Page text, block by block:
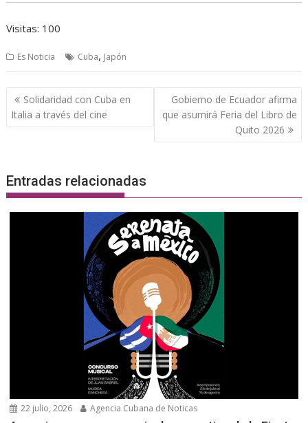
Visitas: 100
Es Noticia Cuba, Japón
Navegación
de
entradas
Solidaridad con Cuba en
Italia a través del cine
Gobierno de Ecuador afirma
que asumirá Feria del Libro de
Quito 2026
Entradas relacionadas
22 julio, 2026 Agencia Cubana de Noticas